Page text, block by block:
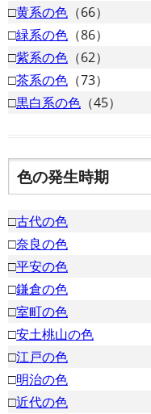
□黄系の色 （66）
□緑系の色 （86）
□紫系の色 （62）
□茶系の色 （73）
□黒白系の色 （45）
色の発生時期
□古代の色
□奈良の色
□平安の色
□鎌倉の色
□室町の色
□安土桃山の色
□江戸の色
□明治の色
□近代の色